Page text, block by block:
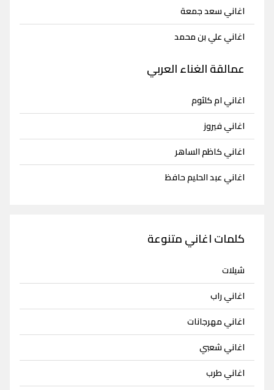
اغاني سعد جمعة
اغاني علي بن محمد
عمالقة الغناء العربي
اغاني ام كلثوم
اغاني فيروز
اغاني كاظم الساهر
اغاني عبد الحليم حافظ
كلمات اغاني متنوعة
شيلات
اغاني راب
اغاني مهرجانات
اغاني شعبي
اغاني طرب